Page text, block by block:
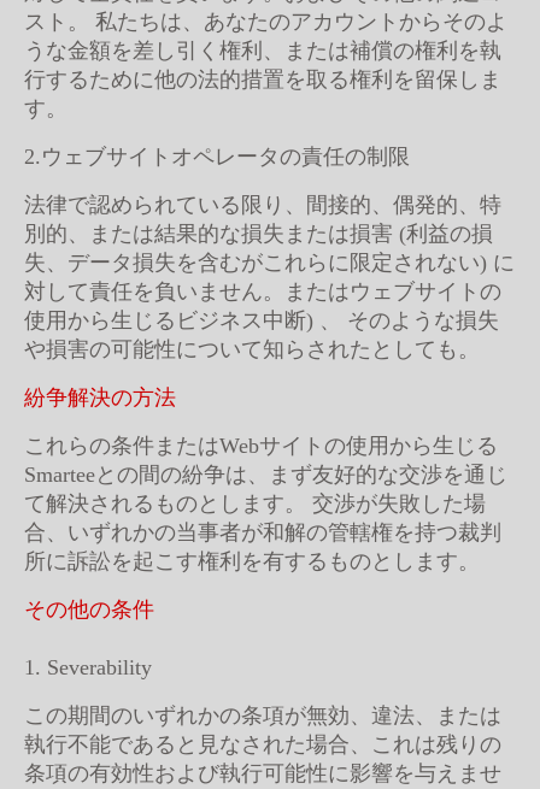
スト。 私たちは、あなたのアカウントからそのよ
うな金額を差し引く権利、または補償の権利を執
行するために他の法的措置を取る権利を留保しま
す。
2.ウェブサイトオペレータの責任の制限
法律で認められている限り、間接的、偶発的、特
別的、または結果的な損失または損害 (利益の損
失、データ損失を含むがこれらに限定されない) に
対して責任を負いません。またはウェブサイトの
使用から生じるビジネス中断) 、 そのような損失
や損害の可能性について知らされたとしても。
紛争解決の方法
これらの条件またはWebサイトの使用から生じる
Smarteeとの間の紛争は、まず友好的な交渉を通じ
て解決されるものとします。 交渉が失敗した場
合、いずれかの当事者が和解の管轄権を持つ裁判
所に訴訟を起こす権利を有するものとします。
その他の条件
1. Severability
この期間のいずれかの条項が無効、違法、または
執行不能であると見なされた場合、これは残りの
条項の有効性および執行可能性に影響を与えませ